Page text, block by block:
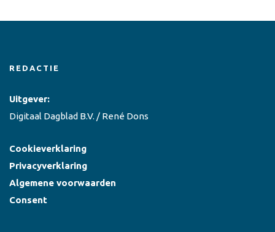
REDACTIE
Uitgever:
Digitaal Dagblad B.V. / René Dons
Cookieverklaring
Privacyverklaring
Algemene voorwaarden
Consent